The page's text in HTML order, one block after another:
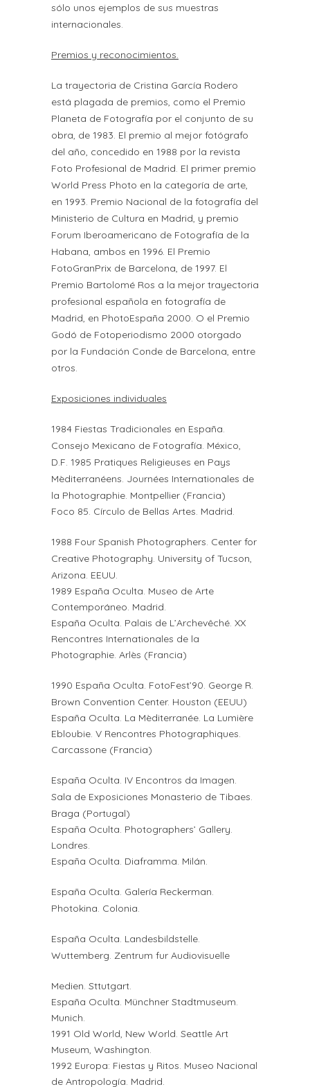
sólo unos ejemplos de sus muestras
internacionales.
Premios y reconocimientos.
La trayectoria de Cristina García Rodero
está plagada de premios, como el Premio
Planeta de Fotografía por el conjunto de su
obra, de 1983. El premio al mejor fotógrafo
del año, concedido en 1988 por la revista
Foto Profesional de Madrid. El primer premio
World Press Photo en la categoría de arte,
en 1993. Premio Nacional de la fotografía del
Ministerio de Cultura en Madrid, y premio
Forum Iberoamericano de Fotografía de la
Habana, ambos en 1996. El Premio
FotoGranPrix de Barcelona, de 1997. El
Premio Bartolomé Ros a la mejor trayectoria
profesional española en fotografía de
Madrid, en PhotoEspaña 2000. O el Premio
Godó de Fotoperiodismo 2000 otorgado
por la Fundación Conde de Barcelona, entre
otros.
Exposiciones individuales
1984 Fiestas Tradicionales en España.
Consejo Mexicano de Fotografía. México,
D.F. 1985 Pratiques Religieuses en Pays
Mèditerranéens. Journées Internationales de
la Photographie. Montpellier (Francia)
Foco 85. Círculo de Bellas Artes. Madrid.
1988 Four Spanish Photographers. Center for
Creative Photography. University of Tucson,
Arizona. EEUU.
1989 España Oculta. Museo de Arte
Contemporáneo. Madrid.
España Oculta. Palais de L’Archevêché. XX
Rencontres Internationales de la
Photographie. Arlès (Francia)
1990 España Oculta. FotoFest’90. George R.
Brown Convention Center. Houston (EEUU)
España Oculta. La Mèditerranée. La Lumière
Ebloubie. V Rencontres Photographiques.
Carcassone (Francia)
España Oculta. IV Encontros da Imagen.
Sala de Exposiciones Monasterio de Tibaes.
Braga (Portugal)
España Oculta. Photographers’ Gallery.
Londres.
España Oculta. Diaframma. Milán.
España Oculta. Galería Reckerman.
Photokina. Colonia.
España Oculta. Landesbildstelle.
Wuttemberg. Zentrum fur Audiovisuelle
Medien. Sttutgart.
España Oculta. Münchner Stadtmuseum.
Munich.
1991 Old World, New World. Seattle Art
Museum, Washington.
1992 Europa: Fiestas y Ritos. Museo Nacional
de Antropología. Madrid.